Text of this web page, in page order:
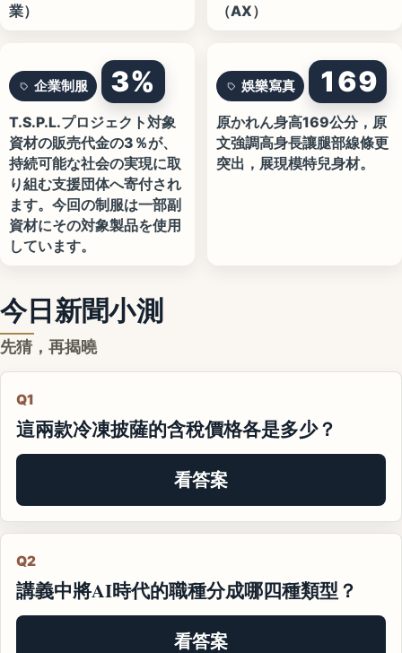
業）
（AX）
企業制服 3%
T.S.P.L.プロジェクト対象
資材の販売代金の3％が、
持続可能な社会の実現に取
り組む支援団体へ寄付され
ます。今回の制服は一部副
資材にその対象製品を使用
しています。
娛樂寫真 169
原かれん身高169公分，原
文強調高身長讓腿部線條更
突出，展現模特兒身材。
今日新聞小測
先猜，再揭曉
Q1
這兩款冷凍披薩的含稅價格各是多少？
看答案
Q2
講義中將AI時代的職種分成哪四種類型？
看答案